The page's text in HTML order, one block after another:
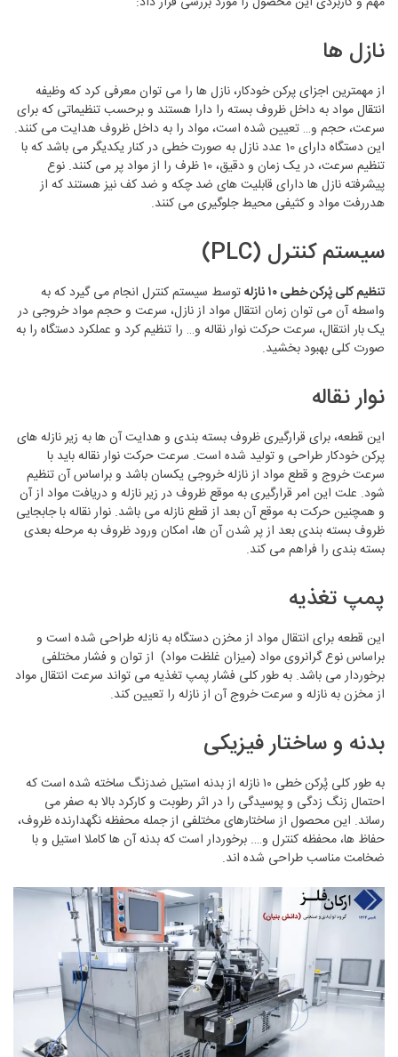
نازل ها
از مهمترین اجزای پرکن خودکار، نازل ها را می توان معرفی کرد که وظیفه
انتقال مواد به داخل ظروف بسته را دارا هستند و برحسب تنظیماتی که برای
سرعت، حجم و… تعیین شده است، مواد را به داخل ظروف هدایت می کنند.
این دستگاه دارای 10 عدد نازل به صورت خطی در کنار یکدیگر می باشد که با
تنظیم سرعت، در یک زمان و دقیق، 10 ظرف را از مواد پر می کنند. نوع
پیشرفته نازل ها دارای قابلیت های ضد چکه و ضد کف نیز هستند که از
هدررفت مواد و کثیفی محیط جلوگیری می کنند.
سیستم کنترل (PLC)
تنظیم کلی پُرکن خطی ۱۰ نازله
توسط سیستم کنترل انجام می گیرد که به
واسطه آن می توان زمان انتقال مواد از نازل، سرعت و حجم مواد خروجی در
یک بار انتقال، سرعت حرکت نوار نقاله و… را تنظیم کرد و عملکرد دستگاه را به
صورت کلی بهبود بخشید.
نوار نقاله
این قطعه، برای قرارگیری ظروف بسته بندی و هدایت آن ها به زیر نازله های
پرکن خودکار طراحی و تولید شده است. سرعت حرکت نوار نقاله باید با
سرعت خروج و قطع مواد از نازله خروجی یکسان باشد و براساس آن تنظیم
شود. علت این امر قرارگیری به موقع ظروف در زیر نازله و دریافت مواد از آن
و همچنین حرکت به موقع آن بعد از قطع نازله می باشد. نوار نقاله با جابجایی
ظروف بسته بندی بعد از پر شدن آن ها، امکان ورود ظروف به مرحله بعدی
بسته بندی را فراهم می کند.
پمپ تغذیه
این قطعه برای انتقال مواد از مخزن دستگاه به نازله طراحی شده است و
براساس نوع گرانروی مواد (میزان غلظت مواد) از توان و فشار مختلفی
برخوردار می باشد. به طور کلی فشار پمپ تغذیه می تواند سرعت انتقال مواد
از مخزن به نازله و سرعت خروج آن از نازله را تعیین کند.
بدنه و ساختار فیزیکی
به طور کلی پُرکن خطی ۱۰ نازله از بدنه استیل ضدزنگ ساخته شده است که
احتمال زنگ زدگی و پوسیدگی را در اثر رطوبت و کارکرد بالا به صفر می
رساند. این محصول از ساختارهای مختلفی از جمله محفظه نگهدارنده ظروف،
حفاظ ها، محفظه کنترل و…. برخوردار است که بدنه آن ها کاملا استیل و با
ضخامت مناسب طراحی شده اند.